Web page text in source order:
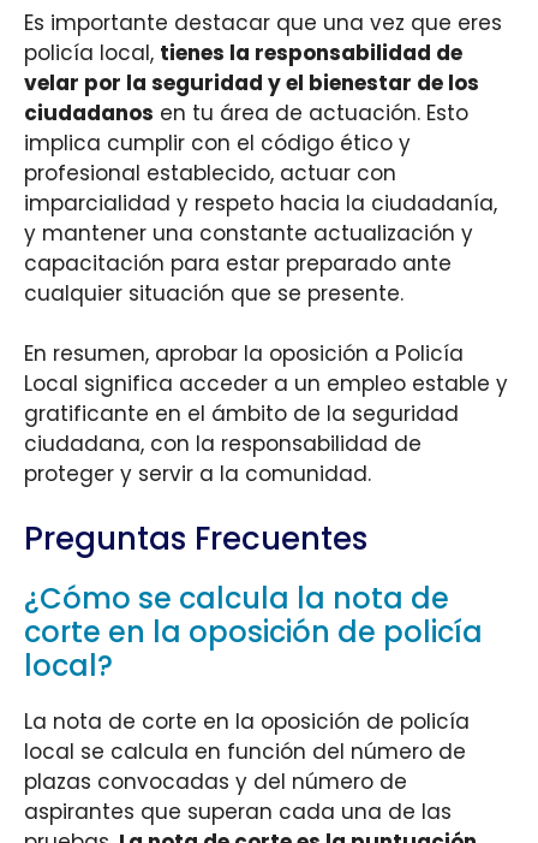
Es importante destacar que una vez que eres
policía local, tienes la responsabilidad de
velar por la seguridad y el bienestar de los
ciudadanos en tu área de actuación. Esto
implica cumplir con el código ético y
profesional establecido, actuar con
imparcialidad y respeto hacia la ciudadanía,
y mantener una constante actualización y
capacitación para estar preparado ante
cualquier situación que se presente.
En resumen, aprobar la oposición a Policía
Local significa acceder a un empleo estable y
gratificante en el ámbito de la seguridad
ciudadana, con la responsabilidad de
proteger y servir a la comunidad.
Preguntas Frecuentes
¿Cómo se calcula la nota de
corte en la oposición de policía
local?
La nota de corte en la oposición de policía
local se calcula en función del número de
plazas convocadas y del número de
aspirantes que superan cada una de las